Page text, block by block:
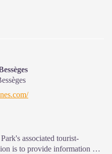
associated tourist-
is to provide information on,